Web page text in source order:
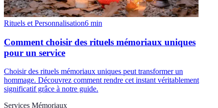
Rituels et Personnalisation6 min
Comment choisir des rituels mémoriaux uniques
pour un service
Choisir des rituels mémoriaux uniques peut transformer un
hommage. Découvrez comment rendre cet instant véritablement
significatif grâce à notre guide.
Services Mémoriaux